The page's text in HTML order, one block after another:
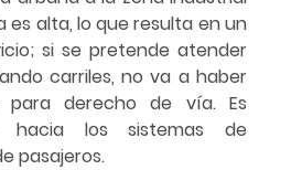
es alta, lo que resulta en un
si se pretende atender
carriles, no va a haber
para derecho de vía. Es
hacia los sistemas de
pasajeros.